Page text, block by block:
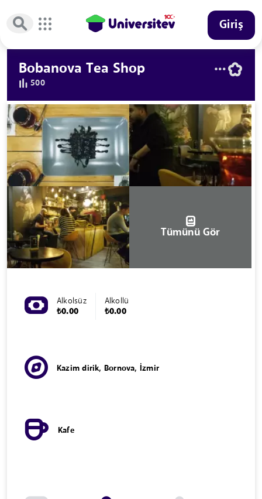
Giriş
Bobanova Tea Shop
500
Tümünü Gör
Alkolsüz
₺0.00
Alkollü
₺0.00
Kazim dirik, Bornova, İzmir
Kafe